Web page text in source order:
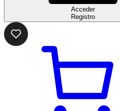
Acceder
Registro